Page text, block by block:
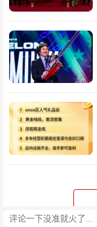
评论